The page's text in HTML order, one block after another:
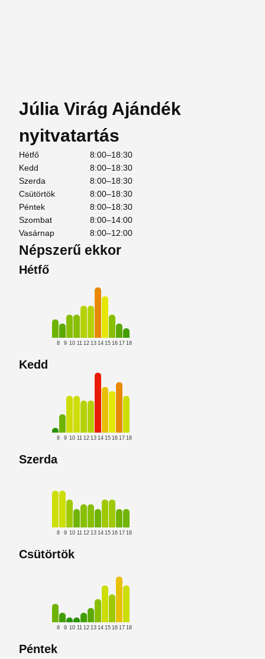
Júlia Virág Ajándék
nyitvatartás
Hétfő
8:00–18:30
Kedd
8:00–18:30
Szerda
8:00–18:30
Csütörtök
8:00–18:30
Péntek
8:00–18:30
Szombat
8:00–14:00
Vasárnap
8:00–12:00
Népszerű ekkor
Hétfő
8 9 10 11 12 13 14 15 16 17 18
Kedd
8 9 10 11 12 13 14 15 16 17 18
Szerda
8 9 10 11 12 13 14 15 16 17 18
Csütörtök
8 9 10 11 12 13 14 15 16 17 18
Péntek